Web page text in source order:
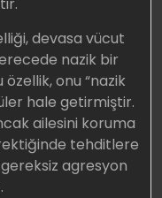
devasa vücut
nazik bir
onu “nazik
hale getirmiştir.
ailesini koruma
tehditlere
agresyon